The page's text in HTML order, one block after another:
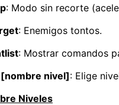
: Modo sin recorte
: Enemigos tontos.
: Mostrar comandos
nivel]: Elige
Niveles